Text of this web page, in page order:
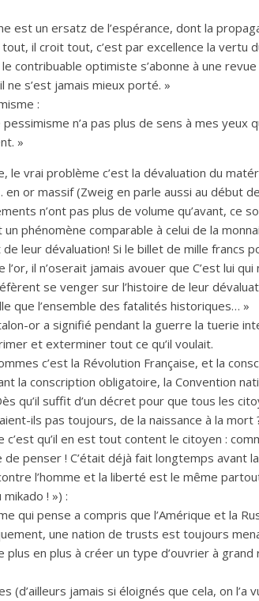
est un ersatz de l’espérance, dont la
il croit tout, c’est par excellence la vertu
contribuable optimiste s’abonne à une
ne s’est jamais mieux porté. »
:
n’a pas plus de sens à mes yeux
»
le vrai problème c’est la dévaluation du
or massif (Zweig en parle aussi au début
n’ont pas plus de volume qu’avant, ce
un phénomène comparable à celui de la
de leur dévaluation! Si le billet de mille francs
l’or, il n’oserait jamais avouer que C’est lui
se venger sur l’histoire de leur
que l’ensemble des fatalités historiques… »
or a signifié pendant la guerre la tuerie
et exterminer tout ce qu’il voulait.
c’est la Révolution Française, et la
la conscription obligatoire, la Convention
qu’il suffit d’un décret pour que tous les
ils pas toujours, de la naissance à la mort
c’est qu’il en est tout content le citoyen :
penser ! C’était déjà fait longtemps avant
l’homme et la liberté est le même
! ») :
qui pense a compris que l’Amérique et la
une nation de trusts est toujours
plus en plus à créer un type d’ouvrier à
(d’ailleurs jamais si éloignés que cela, on